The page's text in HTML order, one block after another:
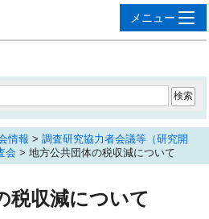
情報 > 調査研究協力者会議等（研究開
会 > 地方公共団体の税収減について
税収減について